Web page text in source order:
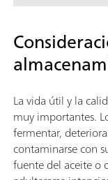
La vida útil y la
muy importantes.
fermentar,
contaminarse con
fuente del aceite o